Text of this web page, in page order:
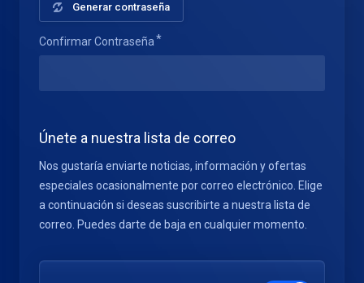
Generar contraseña
Confirmar Contraseña
Únete a nuestra lista de correo
Nos gustaría enviarte noticias, información y ofertas
especiales ocasionalmente por correo electrónico. Elige
a continuación si deseas suscribirte a nuestra lista de
correo. Puedes darte de baja en cualquier momento.